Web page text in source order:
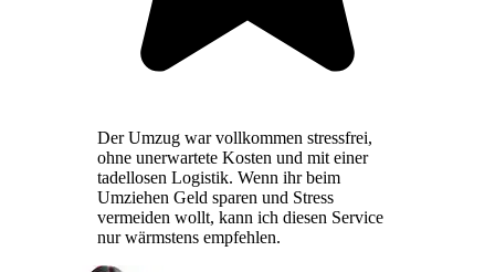
Der Umzug war vollkommen stressfrei,
ohne unerwartete Kosten und mit einer
tadellosen Logistik. Wenn ihr beim
Umziehen Geld sparen und Stress
vermeiden wollt, kann ich diesen Service
nur wärmstens empfehlen.